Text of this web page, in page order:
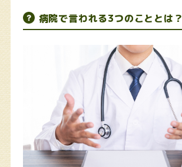
病院で言われる3つのこととは？